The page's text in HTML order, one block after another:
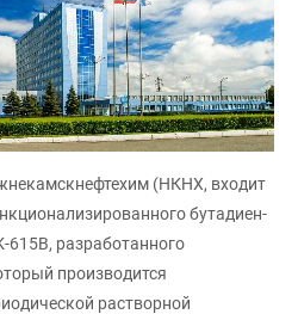
(НКНХ, входит
бутадиен-
615В, разработанного
производится
растворной